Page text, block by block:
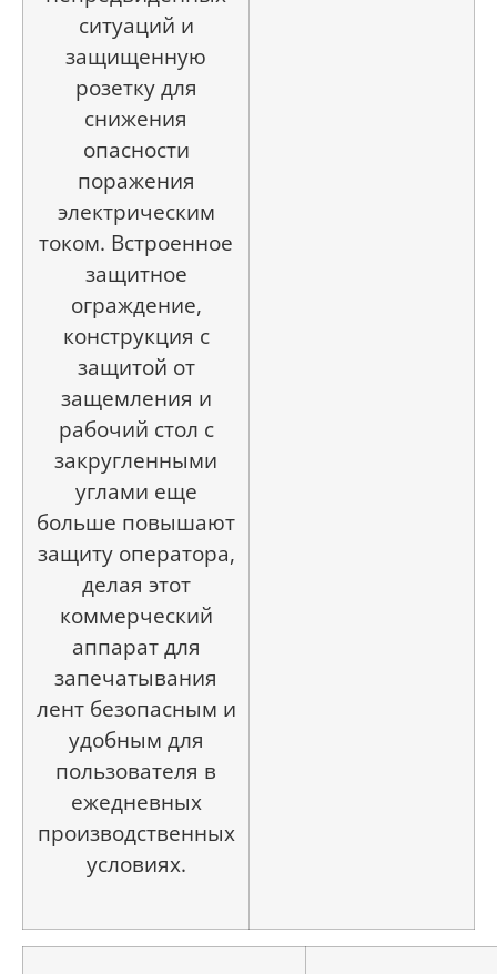
ситуаций и
защищенную
розетку для
снижения
опасности
поражения
электрическим
током. Встроенное
защитное
ограждение,
конструкция с
защитой от
защемления и
рабочий стол с
закругленными
углами еще
больше повышают
защиту оператора,
делая этот
коммерческий
аппарат для
запечатывания
лент безопасным и
удобным для
пользователя в
ежедневных
производственных
условиях.